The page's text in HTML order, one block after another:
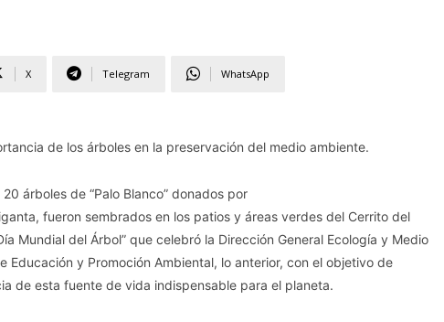
X Telegram WhatsApp
de los árboles en la preservación del medio ambiente.
árboles de “Palo Blanco” donados por
fueron sembrados en los patios y áreas verdes del Cerrito del
Mundial del Árbol” que celebró la Dirección General Ecología y Medio
Educación y Promoción Ambiental, lo anterior, con el objetivo de
de esta fuente de vida indispensable para el planeta.